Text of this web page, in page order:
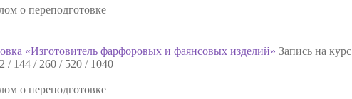
о переподготовке
«Изготовитель фарфоровых и фаянсовых изделий» Запись на курс
/ 144 / 260 / 520 / 1040
о переподготовке